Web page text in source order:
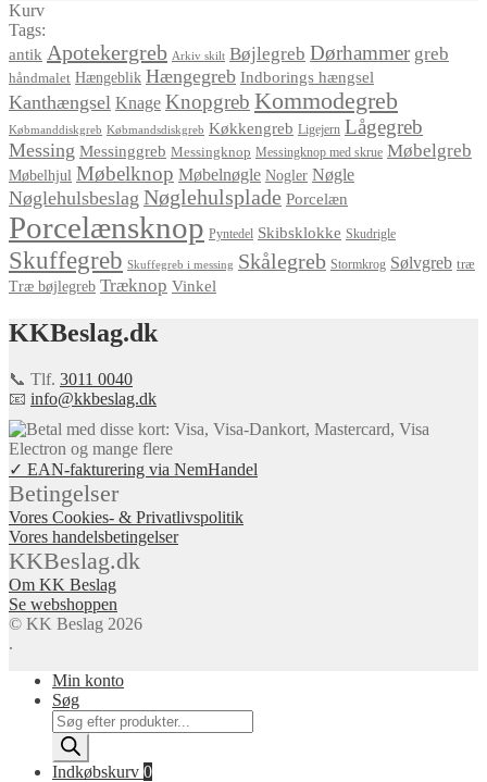
Kurv
Tags:
antik Apotekergreb Arkiv skilt Bøjlegreb Dørhammer greb
håndmalet Hængeblik Hængegreb Indborings hængsel
Kanthængsel Knage Knopgreb Kommodegreb
Købmanddiskgreb Købmandsdiskgreb Køkkengreb Ligejern Lågegreb
Messing Messinggreb Messingknop Messingknop med skrue Møbelgreb
Møbelhjul Møbelknop Møbelnøgle Nogler Nøgle
Nøglehulsbeslag Nøglehulsplade Porcelæn
Porcelænsknop Pyntedel Skibsklokke Skudrigle
Skuffegreb Skuffegreb i messing Skålegreb Stormkrog Sølvgreb træ
Træ bøjlegreb Træknop Vinkel
KKBeslag.dk
📞 Tlf. 3011 0040
📧 info@kkbeslag.dk
✓ EAN-fakturering via NemHandel
Betingelser
Vores Cookies- & Privatlivspolitik
Vores handelsbetingelser
KKBeslag.dk
Om KK Beslag
Se webshoppen
© KK Beslag 2026
.
Min konto
Søg
Products
search
Indkøbskurv 0